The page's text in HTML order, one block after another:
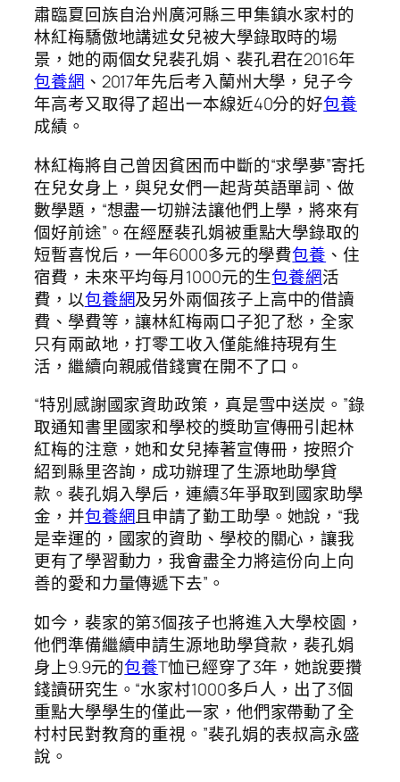
肅臨夏回族自治州廣河縣三甲集鎮水家村的
林紅梅驕傲地講述女兒被大學錄取時的場
景，她的兩個女兒裴孔娟、裴孔君在2016年
包養網 、2017年先后考入蘭州大學，兒子今
年高考又取得了超出一本線近40分的好包養
成績。
林紅梅將自己曾因貧困而中斷的“求學夢”寄托
在兒女身上，與兒女們一起背英語單詞、做
數學題，“想盡一切辦法讓他們上學，將來有
個好前途”。在經歷裴孔娟被重點大學錄取的
短暫喜悅后，一年6000多元的學費包養 、住
宿費，未來平均每月1000元的生包養網活
費，以包養網及另外兩個孩子上高中的借讀
費、學費等，讓林紅梅兩口子犯了愁，全家
只有兩畝地，打零工收入僅能維持現有生
活，繼續向親戚借錢實在開不了口。
“特別感謝國家資助政策，真是雪中送炭。”錄
取通知書里國家和學校的獎助宣傳冊引起林
紅梅的注意，她和女兒捧著宣傳冊，按照介
紹到縣里咨詢，成功辦理了生源地助學貸
款。裴孔娟入學后，連續3年爭取到國家助學
金，并包養網且申請了勤工助學。她說，“我
是幸運的，國家的資助、學校的關心，讓我
更有了學習動力，我會盡全力將這份向上向
善的愛和力量傳遞下去”。
如今，裴家的第3個孩子也將進入大學校園，
他們準備繼續申請生源地助學貸款，裴孔娟
身上9.9元的包養T恤已經穿了3年，她說要攢
錢讀研究生。“水家村1000多戶人，出了3個
重點大學學生的僅此一家，他們家帶動了全
村村民對教育的重視。”裴孔娟的表叔高永盛
說。